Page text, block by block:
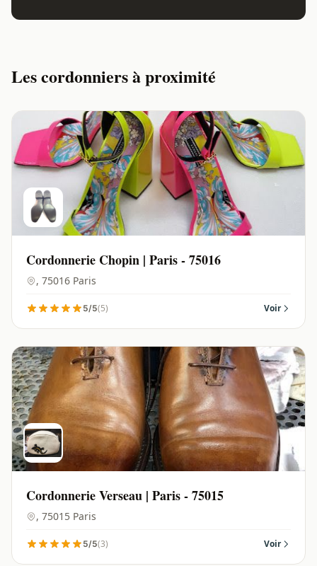
Les cordonniers à proximité
Cordonnerie Chopin | Paris - 75016
, 75016 Paris
5/5(5) Voir
Cordonnerie Verseau | Paris - 75015
, 75015 Paris
5/5(3) Voir